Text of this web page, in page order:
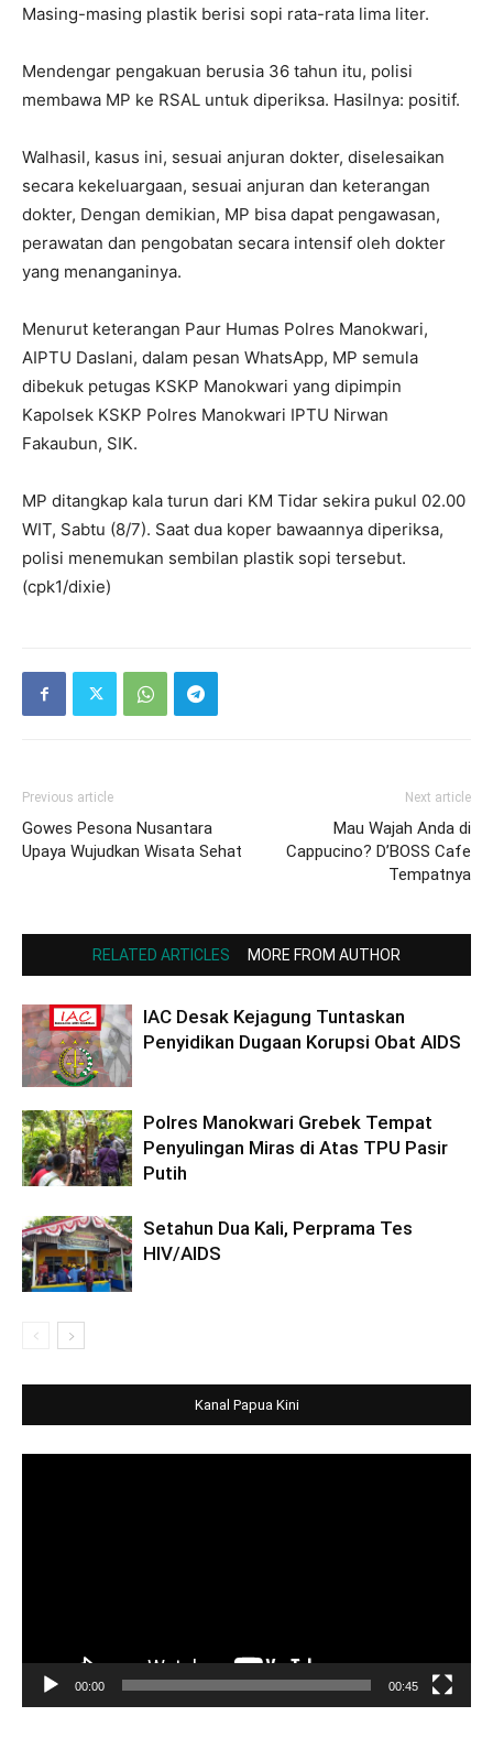
Masing-masing plastik berisi sopi rata-rata lima liter.
Mendengar pengakuan berusia 36 tahun itu, polisi
membawa MP ke RSAL untuk diperiksa. Hasilnya: positif.
Walhasil, kasus ini, sesuai anjuran dokter, diselesaikan
secara kekeluargaan, sesuai anjuran dan keterangan
dokter, Dengan demikian, MP bisa dapat pengawasan,
perawatan dan pengobatan secara intensif oleh dokter
yang menanganinya.
Menurut keterangan Paur Humas Polres Manokwari,
AIPTU Daslani, dalam pesan WhatsApp, MP semula
dibekuk petugas KSKP Manokwari yang dipimpin
Kapolsek KSKP Polres Manokwari IPTU Nirwan
Fakaubun, SIK.
MP ditangkap kala turun dari KM Tidar sekira pukul 02.00
WIT, Sabtu (8/7). Saat dua koper bawaannya diperiksa,
polisi menemukan sembilan plastik sopi tersebut.
(cpk1/dixie)
Previous article
Gowes Pesona Nusantara
Upaya Wujudkan Wisata Sehat
Next article
Mau Wajah Anda di
Cappucino? D’BOSS Cafe
Tempatnya
RELATED ARTICLES MORE FROM AUTHOR
IAC Desak Kejagung Tuntaskan
Penyidikan Dugaan Korupsi Obat AIDS
Polres Manokwari Grebek Tempat
Penyulingan Miras di Atas TPU Pasir
Putih
Setahun Dua Kali, Perprama Tes
HIV/AIDS
Kanal Papua Kini
00:00 00:45